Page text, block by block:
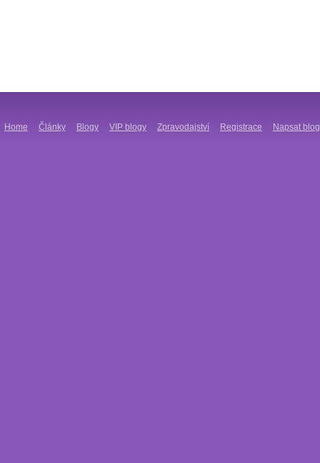
Home Články Blogy VIP blogy Zpravodajství Registrace Napsat blog